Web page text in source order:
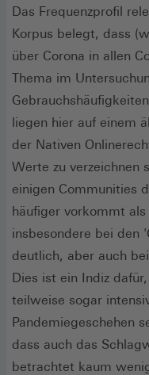
politischen
Häufigkeit
dann vor, wenn ein
Weltanschauung oder
dieser Gruppe
ausdrückt. Es kann
Ausdrücke, mit denen
Ziele und
von einer Community
außen der Graph bei
häufiger wird der
Gruppe verwendet.
verschiedenen
identifiziert wurden
rechten Twittersphäre.
Das Frequenzprofil
Korpus belegt, dass
über Corona in allen
Thema im
liegen hier auf einem
der Nativen
Werte zu verzeichnen
einigen Communities
häufiger vorkommt
insbesondere bei den
deutlich, aber auch
Dies ist ein Indiz
teilweise sogar
Pandemiegeschehen
dass auch das
betrachtet kaum